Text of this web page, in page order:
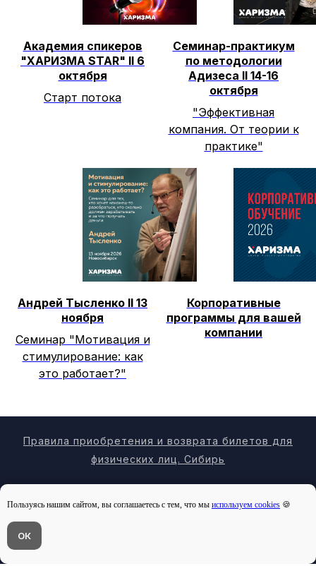
Академия спикеров
"ХАРИЗМА STAR" II 6
октября
Старт потока
Семинар-практикум
по методологии
Адизеса II 14-16
октября
"Эффективная
компания. От теории к
практике"
Андрей Тысленко II 13
ноября
Семинар "Мотивация и
стимулирование: как
это работает?"
Корпоративные
программы для вашей
компании
Правила приобретения и возврата билетов для
физических лиц. Сибирь
Пользуясь нашим сайтом, вы соглашаетесь с тем, что мы используем cookies 🍪
ОК